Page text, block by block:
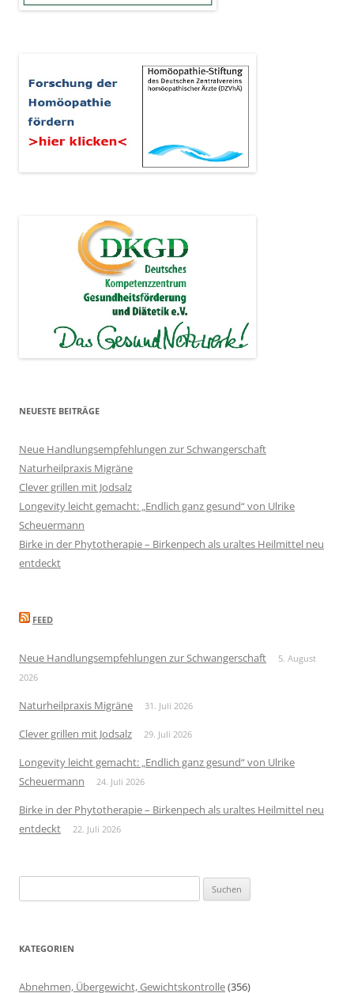
NEUESTE BEITRÄGE
Neue Handlungsempfehlungen zur Schwangerschaft
Naturheilpraxis Migräne
Clever grillen mit Jodsalz
Longevity leicht gemacht: „Endlich ganz gesund“ von Ulrike
Scheuermann
Birke in der Phytotherapie – Birkenpech als uraltes Heilmittel neu
entdeckt
FEED
Neue Handlungsempfehlungen zur Schwangerschaft
5. August
2026
Naturheilpraxis Migräne 31. Juli 2026
Clever grillen mit Jodsalz 29. Juli 2026
Longevity leicht gemacht: „Endlich ganz gesund“ von Ulrike
Scheuermann
24. Juli 2026
Birke in der Phytotherapie – Birkenpech als uraltes Heilmittel neu
entdeckt
22. Juli 2026
nach:
KATEGORIEN
Abnehmen, Übergewicht, Gewichtskontrolle(356)